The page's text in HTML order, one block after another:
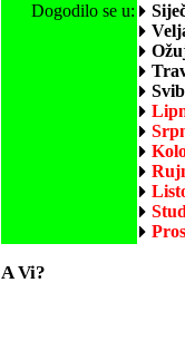
Dogodilo se u:
A Vi?